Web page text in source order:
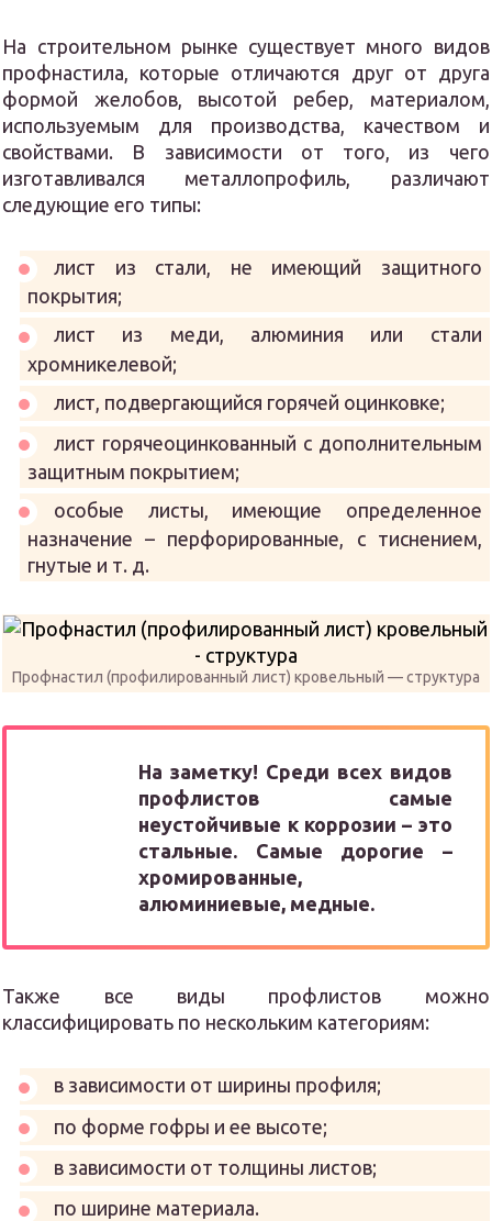
На строительном рынке существует много видов
профнастила, которые отличаются друг от друга
формой желобов, высотой ребер, материалом,
используемым для производства, качеством и
свойствами. В зависимости от того, из чего
изготавливался металлопрофиль, различают
следующие его типы:
лист из стали, не имеющий защитного
покрытия;
лист из меди, алюминия или стали
хромникелевой;
лист, подвергающийся горячей оцинковке;
лист горячеоцинкованный с дополнительным
защитным покрытием;
особые листы, имеющие определенное
назначение – перфорированные, с тиснением,
гнутые и т. д.
Профнастил (профилированный лист) кровельный — структура
На заметку! Среди всех видов
профлистов самые
неустойчивые к коррозии – это
стальные. Самые дорогие –
хромированные,
алюминиевые, медные.
Также все виды профлистов можно
классифицировать по нескольким категориям:
в зависимости от ширины профиля;
по форме гофры и ее высоте;
в зависимости от толщины листов;
по ширине материала.